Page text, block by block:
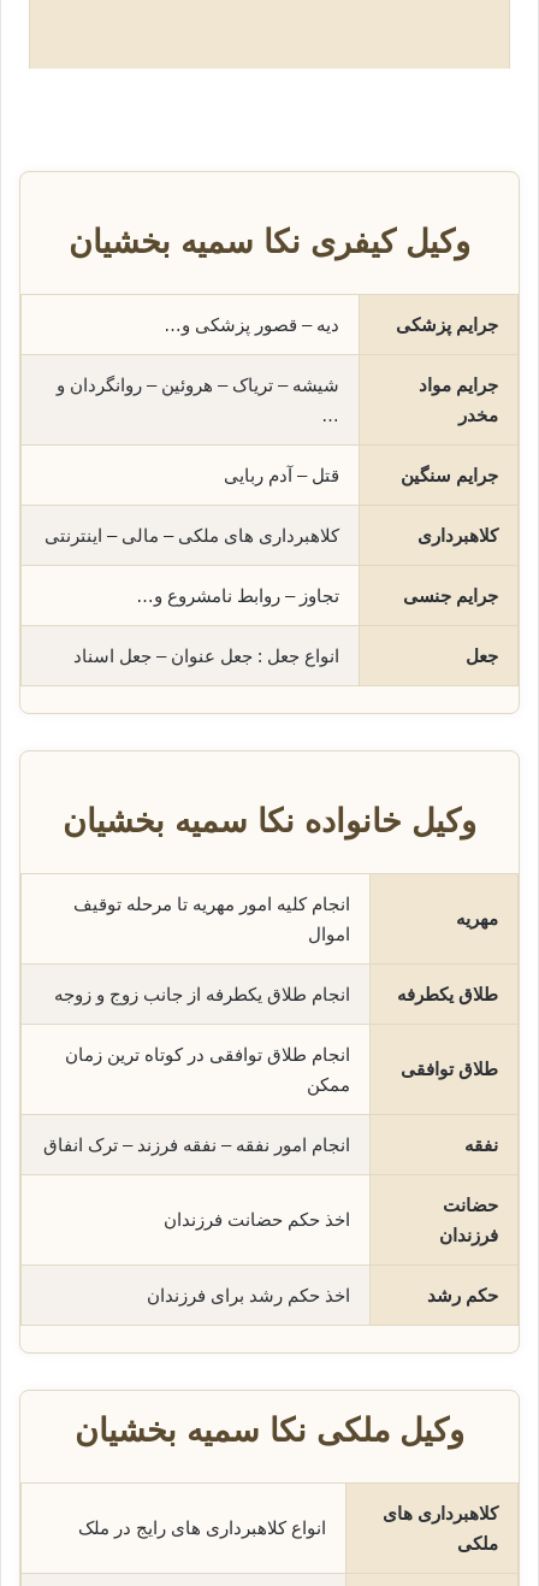
وکیل کیفری نکا سمیه بخشیان
جرایم پزشکی دیه – قصور پزشکی و…
جرایم مواد
مخدر
شیشه – تریاک – هروئین – روانگردان و
…
جرایم سنگین قتل – آدم ربایی
کلاهبرداری کلاهبرداری های ملکی – مالی – اینترنتی
جرایم جنسی تجاوز – روابط نامشروع و…
جعل انواع جعل : جعل عنوان – جعل اسناد
وکیل خانواده نکا سمیه بخشیان
مهریه
انجام کلیه امور مهریه تا مرحله توقیف
اموال
طلاق یکطرفه انجام طلاق یکطرفه از جانب زوج و زوجه
طلاق توافقی
انجام طلاق توافقی در کوتاه ترین زمان
ممکن
نفقه انجام امور نفقه – نفقه فرزند – ترک انفاق
حضانت
فرزندان
اخذ حکم حضانت فرزندان
حکم رشد اخذ حکم رشد برای فرزندان
وکیل ملکی نکا سمیه بخشیان
کلاهبرداری های
ملکی
انواع کلاهبرداری های رایج در ملک